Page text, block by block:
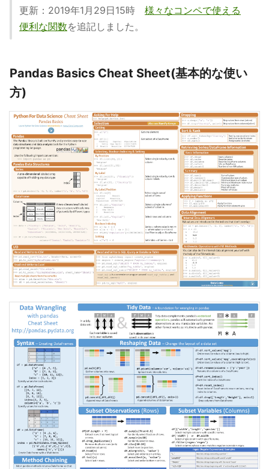
更新：2019年1月29日15時 様々なコンペで使える
便利な関数を追記しました。
Pandas Basics Cheat Sheet(基本的な使い
方)